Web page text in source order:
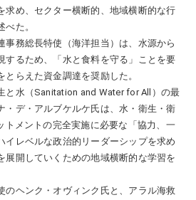
求め、セクター横断的、地域横断的な行
た。
務総長特使（海洋担当）は、水源から
するため、「水と食料を守る」ことを要
らえた資金調達を奨励した。
と水（Sanitation and Water for All）の最
・デ・アルブケルケ氏は、水・衛生・衛
トメントの完全実施に必要な「協力、一
イレベルな政治的リーダーシップを求め
展開していくための地域横断的な学習を
ヘンク・オヴィンク氏と、アラル海救